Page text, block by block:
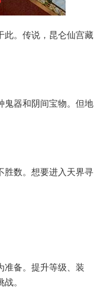
此。传说，昆仑仙宫藏
鬼器和阴间宝物。但地
胜数。想要进入天界寻
准备。提升等级、装
。